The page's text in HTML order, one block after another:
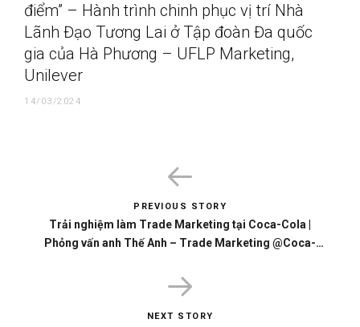
điểm” – Hành trình chinh phục vị trí Nhà
Lãnh Đạo Tương Lai ở Tập đoàn Đa quốc
gia của Hà Phương – UFLP Marketing,
Unilever
14/03/2024
PREVIOUS STORY
Trải nghiệm làm Trade Marketing tại Coca-Cola |
Phỏng vấn anh Thế Anh – Trade Marketing @Coca-
NEXT STORY